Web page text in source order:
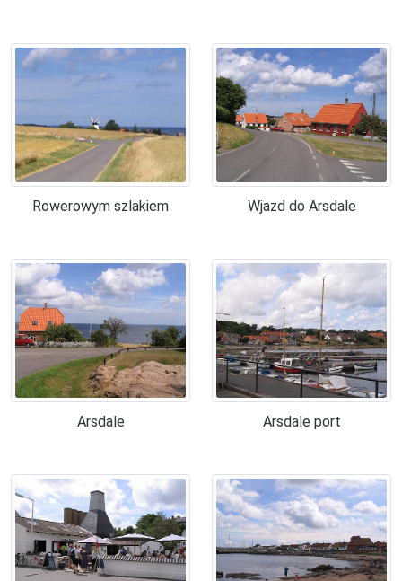
Rowerowym szlakiem Wjazd do Arsdale
Arsdale Arsdale port